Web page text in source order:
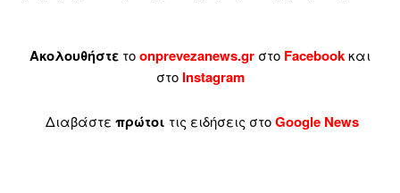
Ακολουθήστε τοonprevezanews.gr στο Facebookκαι
στο Instagram
Διαβάστε πρώτοι τις ειδήσεις στοGoogle News